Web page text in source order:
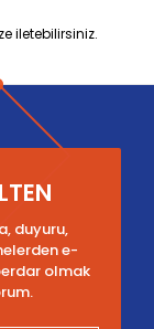
iletebilirsiniz.
duyuru,
e-
olmak